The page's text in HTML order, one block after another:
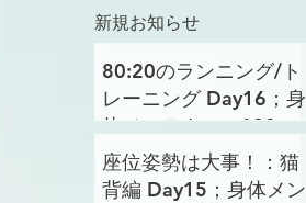
新規お知らせ
80:20のランニング/ト
レーニング Day16；身
体メンテナンス100日
プロジェクト
座位姿勢は大事！：猫
背編 Day15；身体メン